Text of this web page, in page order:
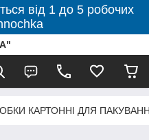
від 1 до 5 робочих
КАРТОННІ ДЛЯ ПАКУВАННЯ